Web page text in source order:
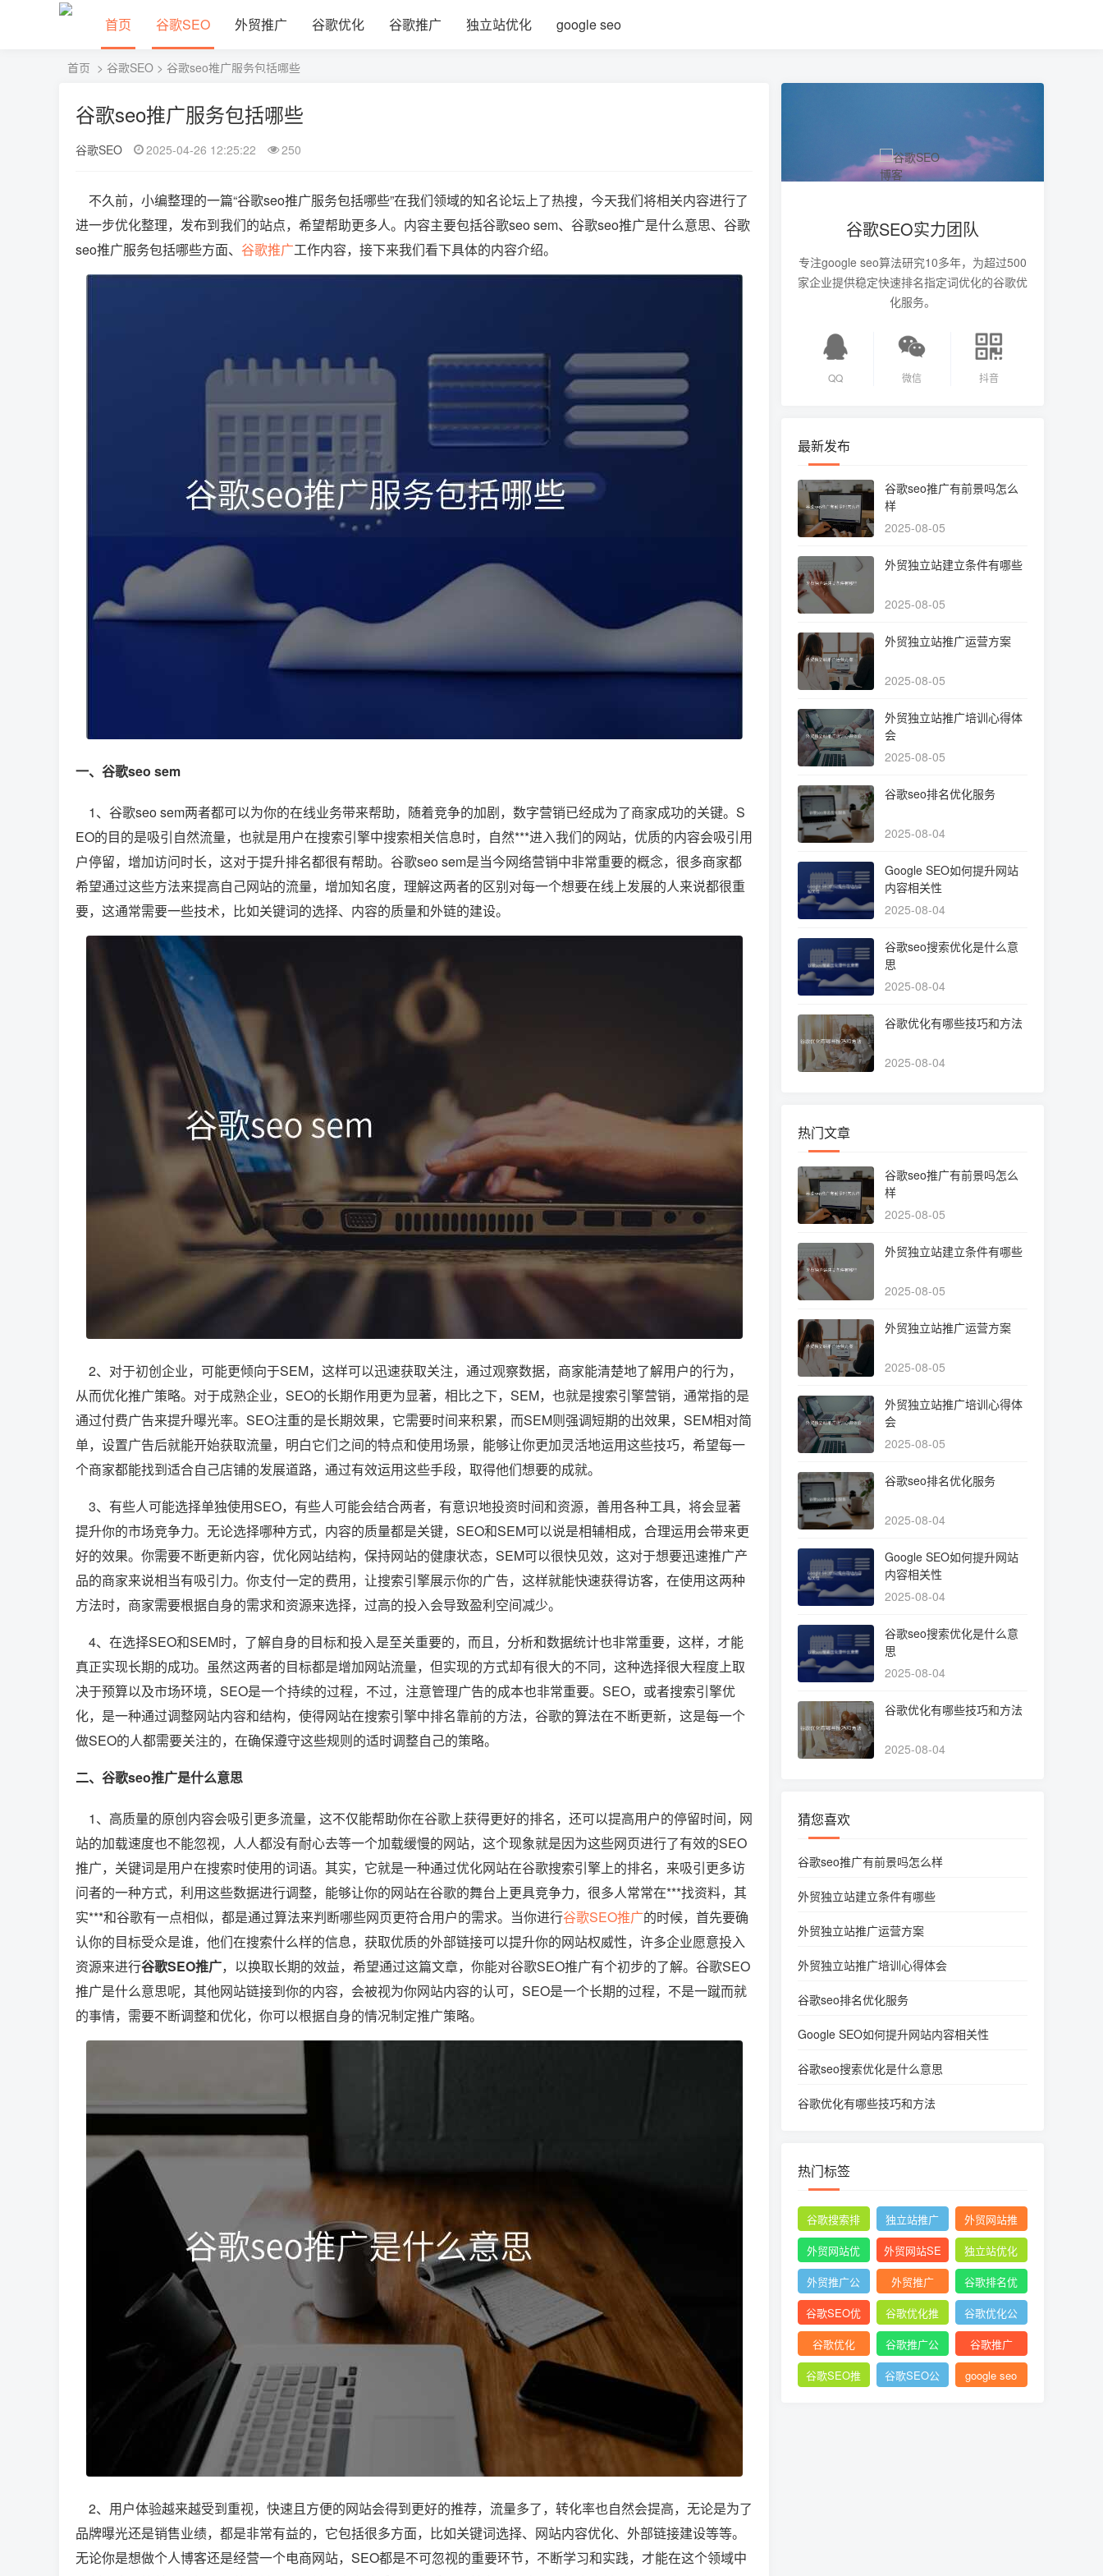
首页 谷歌SEO 外贸推广 谷歌优化 谷歌推广 独立站优化 google seo
首页 > 谷歌SEO > 谷歌seo推广服务包括哪些
谷歌seo推广服务包括哪些
谷歌SEO 2025-04-26 12:25:22 250
不久前，小编整理的一篇“谷歌seo推广服务包括哪些”在我们领域的知名论坛上了热搜，今天我们将相关内容进行了
进一步优化整理，发布到我们的站点，希望帮助更多人。内容主要包括谷歌seo sem、谷歌seo推广是什么意思、谷歌
seo推广服务包括哪些方面、 谷歌推广工作内容，接下来我们看下具体的内容介绍。
一、谷歌seo sem
1、谷歌seo sem两者都可以为你的在线业务带来帮助，随着竞争的加剧，数字营销已经成为了商家成功的关键。S
EO的目的是吸引自然流量，也就是用户在搜索引擎中搜索相关信息时，自然***进入我们的网站，优质的内容会吸引用
户停留，增加访问时长，这对于提升排名都很有帮助。谷歌seo sem是当今网络营销中非常重要的概念，很多商家都
希望通过这些方法来提高自己网站的流量，增加知名度，理解这两者的区别对每一个想要在线上发展的人来说都很重
要，这通常需要一些技术，比如关键词的选择、内容的质量和外链的建设。
2、对于初创企业，可能更倾向于SEM，这样可以迅速获取关注，通过观察数据，商家能清楚地了解用户的行为，
从而优化推广策略。对于成熟企业，SEO的长期作用更为显著，相比之下，SEM，也就是搜索引擎营销，通常指的是
通过付费广告来提升曝光率。SEO注重的是长期效果，它需要时间来积累，而SEM则强调短期的出效果，SEM相对简
单，设置广告后就能开始获取流量，明白它们之间的特点和使用场景，能够让你更加灵活地运用这些技巧，希望每一
个商家都能找到适合自己店铺的发展道路，通过有效运用这些手段，取得他们想要的成就。
3、有些人可能选择单独使用SEO，有些人可能会结合两者，有意识地投资时间和资源，善用各种工具，将会显著
提升你的市场竞争力。无论选择哪种方式，内容的质量都是关键，SEO和SEM可以说是相辅相成，合理运用会带来更
好的效果。你需要不断更新内容，优化网站结构，保持网站的健康状态，SEM可以很快见效，这对于想要迅速推广产
品的商家来说相当有吸引力。你支付一定的费用，让搜索引擎展示你的广告，这样就能快速获得访客，在使用这两种
方法时，商家需要根据自身的需求和资源来选择，过高的投入会导致盈利空间减少。
4、在选择SEO和SEM时，了解自身的目标和投入是至关重要的，而且，分析和数据统计也非常重要，这样，才能
真正实现长期的成功。虽然这两者的目标都是增加网站流量，但实现的方式却有很大的不同，这种选择很大程度上取
决于预算以及市场环境，SEO是一个持续的过程，不过，注意管理广告的成本也非常重要。SEO，或者搜索引擎优
化，是一种通过调整网站内容和结构，使得网站在搜索引擎中排名靠前的方法，谷歌的算法在不断更新，这是每一个
做SEO的人都需要关注的，在确保遵守这些规则的适时调整自己的策略。
二、谷歌seo推广是什么意思
1、高质量的原创内容会吸引更多流量，这不仅能帮助你在谷歌上获得更好的排名，还可以提高用户的停留时间，网
站的加载速度也不能忽视，人人都没有耐心去等一个加载缓慢的网站，这个现象就是因为这些网页进行了有效的SEO
推广，关键词是用户在搜索时使用的词语。其实，它就是一种通过优化网站在谷歌搜索引擎上的排名，来吸引更多访
问者的一种方式，利用这些数据进行调整，能够让你的网站在谷歌的舞台上更具竞争力，很多人常常在***找资料，其
实***和谷歌有一点相似，都是通过算法来判断哪些网页更符合用户的需求。当你进行谷歌SEO推广的时候，首先要确
认你的目标受众是谁，他们在搜索什么样的信息，获取优质的外部链接可以提升你的网站权威性，许多企业愿意投入
资源来进行谷歌SEO推广，以换取长期的效益，希望通过这篇文章，你能对谷歌SEO推广有个初步的了解。谷歌SEO
推广是什么意思呢，其他网站链接到你的内容，会被视为你网站内容的认可，SEO是一个长期的过程，不是一蹴而就
的事情，需要不断调整和优化，你可以根据自身的情况制定推广策略。
2、用户体验越来越受到重视，快速且方便的网站会得到更好的推荐，流量多了，转化率也自然会提高，无论是为了
品牌曝光还是销售业绩，都是非常有益的，它包括很多方面，比如关键词选择、网站内容优化、外部链接建设等等。
无论你是想做个人博客还是经营一个电商网站，SEO都是不可忽视的重要环节，不断学习和实践，才能在这个领域中
谷歌SEO实力团队
专注google seo算法研究10多年，为超过500
家企业提供稳定快速排名指定词优化的谷歌优
化服务。
QQ 微信 抖音
最新发布
谷歌seo推广有前景吗怎么
样
2025-08-05
外贸独立站建立条件有哪些
2025-08-05
外贸独立站推广运营方案
2025-08-05
外贸独立站推广培训心得体
会
2025-08-05
谷歌seo排名优化服务
2025-08-04
Google SEO如何提升网站
内容相关性
2025-08-04
谷歌seo搜索优化是什么意
思
2025-08-04
谷歌优化有哪些技巧和方法
2025-08-04
热门文章
谷歌seo推广有前景吗怎么
样
2025-08-05
外贸独立站建立条件有哪些
2025-08-05
外贸独立站推广运营方案
2025-08-05
外贸独立站推广培训心得体
会
2025-08-05
谷歌seo排名优化服务
2025-08-04
Google SEO如何提升网站
内容相关性
2025-08-04
谷歌seo搜索优化是什么意
思
2025-08-04
谷歌优化有哪些技巧和方法
2025-08-04
猜您喜欢
谷歌seo推广有前景吗怎么样
外贸独立站建立条件有哪些
外贸独立站推广运营方案
外贸独立站推广培训心得体会
谷歌seo排名优化服务
Google SEO如何提升网站内容相关性
谷歌seo搜索优化是什么意思
谷歌优化有哪些技巧和方法
热门标签
谷歌搜索排
名
独立站推广
外贸网站推
广
外贸网站优
化
外贸网站SE
O
独立站优化
外贸推广公
司
外贸推广
谷歌排名优
化
谷歌SEO优
化
谷歌优化推
广
谷歌优化公
司
谷歌优化
谷歌推广公
司
谷歌推广
谷歌SEO推
谷歌SEO公
google seo